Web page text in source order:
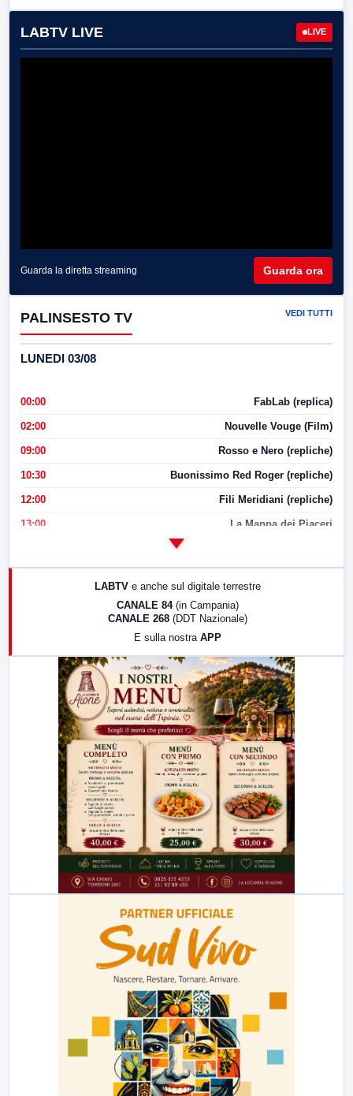
LABTV LIVE LIVE
Guarda la diretta streaming Guarda ora
PALINSESTO TV VEDI TUTTI
LUNEDI 03/08
00:00 FabLab (replica)
02:00 Nouvelle Vouge (Film)
09:00 Rosso e Nero (repliche)
10:30 Buonissimo Red Roger (repliche)
12:00 Fili Meridiani (repliche)
13:00 La Mappa dei Piaceri
17:00 LabNews (replica)
LabNews (replica)
LABTV e anche sul digitale terrestre
CANALE 84 (in Campania)
CANALE 268 (DDT Nazionale)
E sulla nostra APP